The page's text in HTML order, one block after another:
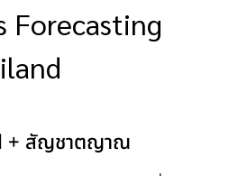
Forecasting
+ สัญชาตญาณ